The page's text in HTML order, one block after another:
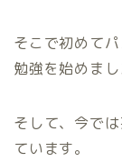
そこで初めて
勉強を始めまし
そして、今で
ています。